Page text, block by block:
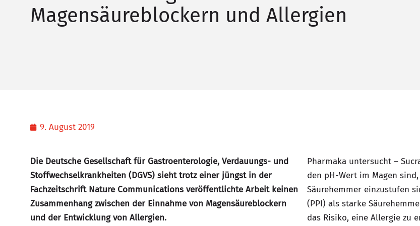
Magensäureblockern und Allergien
9. August 2019
Die Deutsche Gesellschaft für Gastroenterologie, Verdauungs- und
Stoff­​wechselkrankheiten (DGVS) sieht trotz einer jüngst in der
Fachzeitschrift Nature Communications veröffentlichte Arbeit keinen
Zusammenhang zwischen der Einnahme von Magensäureblockern
und der Entwicklung von Allergien.
Pharmaka untersucht –
den pH-Wert im Magen
Säurehemmer einzustufen
(PPI) als starke
das Risiko, eine Allergie zu